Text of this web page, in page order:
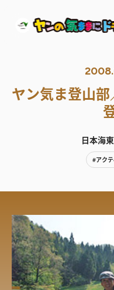
ヤン気ま登山
日本海
#アクテ